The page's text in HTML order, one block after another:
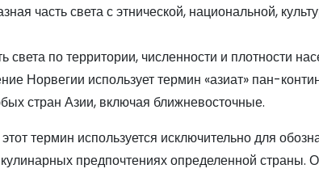
часть света с этнической, национальной,
по территории, численности и плотности
Норвегии использует термин «азиат» пан-
стран Азии, включая ближневосточные.
термин используется исключительно для
предпочтениях определенной страны.